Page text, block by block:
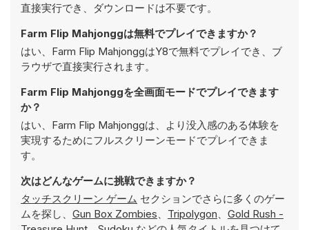
直接実行でき、ダウンロードは不要です。
Farm Flip Mahjonggは無料でプレイできますか？
はい、Farm Flip MahjonggはY8で無料でプレイでき、ブ
ラウザで直接実行されます。
Farm Flip Mahjonggを全画面モードでプレイできます
か？
はい、Farm Flip Mahjonggは、より没入感のある体験を
実現するためにフルスクリーンモードでプレイできま
す。
次はどんなゲームに挑戦できますか？
タッチスクリーン ゲーム セクションでさらに多くのゲー
ムを探し、 Gun Box Zombies、 Tripolygon、 Gold Rush -